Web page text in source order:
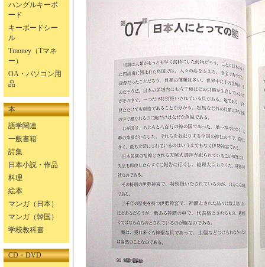
ハングルキーボ
ード
キーボードシー
ル
Tmoney（Tマネ
ー）
OA・パソコン用
品
本
語学関連
一般書籍
詩集
日本小説・作品
料理
絵本
マンガ（日本）
マンガ（韓国）
学校教科書
CD・DVD